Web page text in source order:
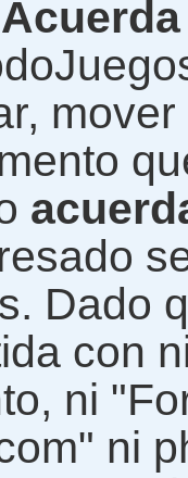
Acuerda
Dado
con
ni
ni